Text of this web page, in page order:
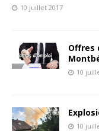
10 juillet 2017
Offres
10
10